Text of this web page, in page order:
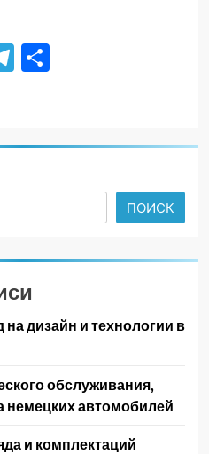
Telegram
ПОИСК
на дизайн и технологии в
обслуживания,
немецких автомобилей
и комплектаций